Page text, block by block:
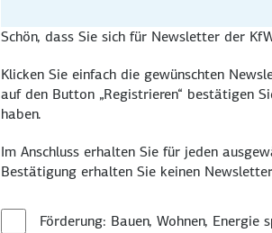
Schön, dass Sie sich für Newsletter der
Klicken Sie einfach die gewünschten
auf den Button „Registrieren“ bestätigen
haben.
Im Anschluss erhalten Sie für jeden
Bestätigung erhalten Sie keinen
Förderung: Bauen, Wohnen, Energie